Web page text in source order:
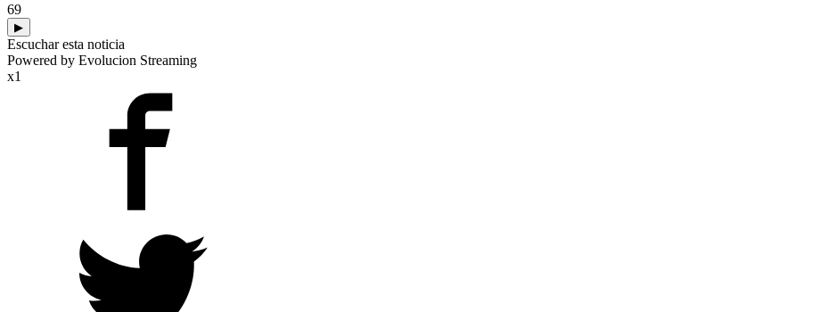
69
▶
Escuchar esta noticia
Powered by Evolucion Streaming
x1